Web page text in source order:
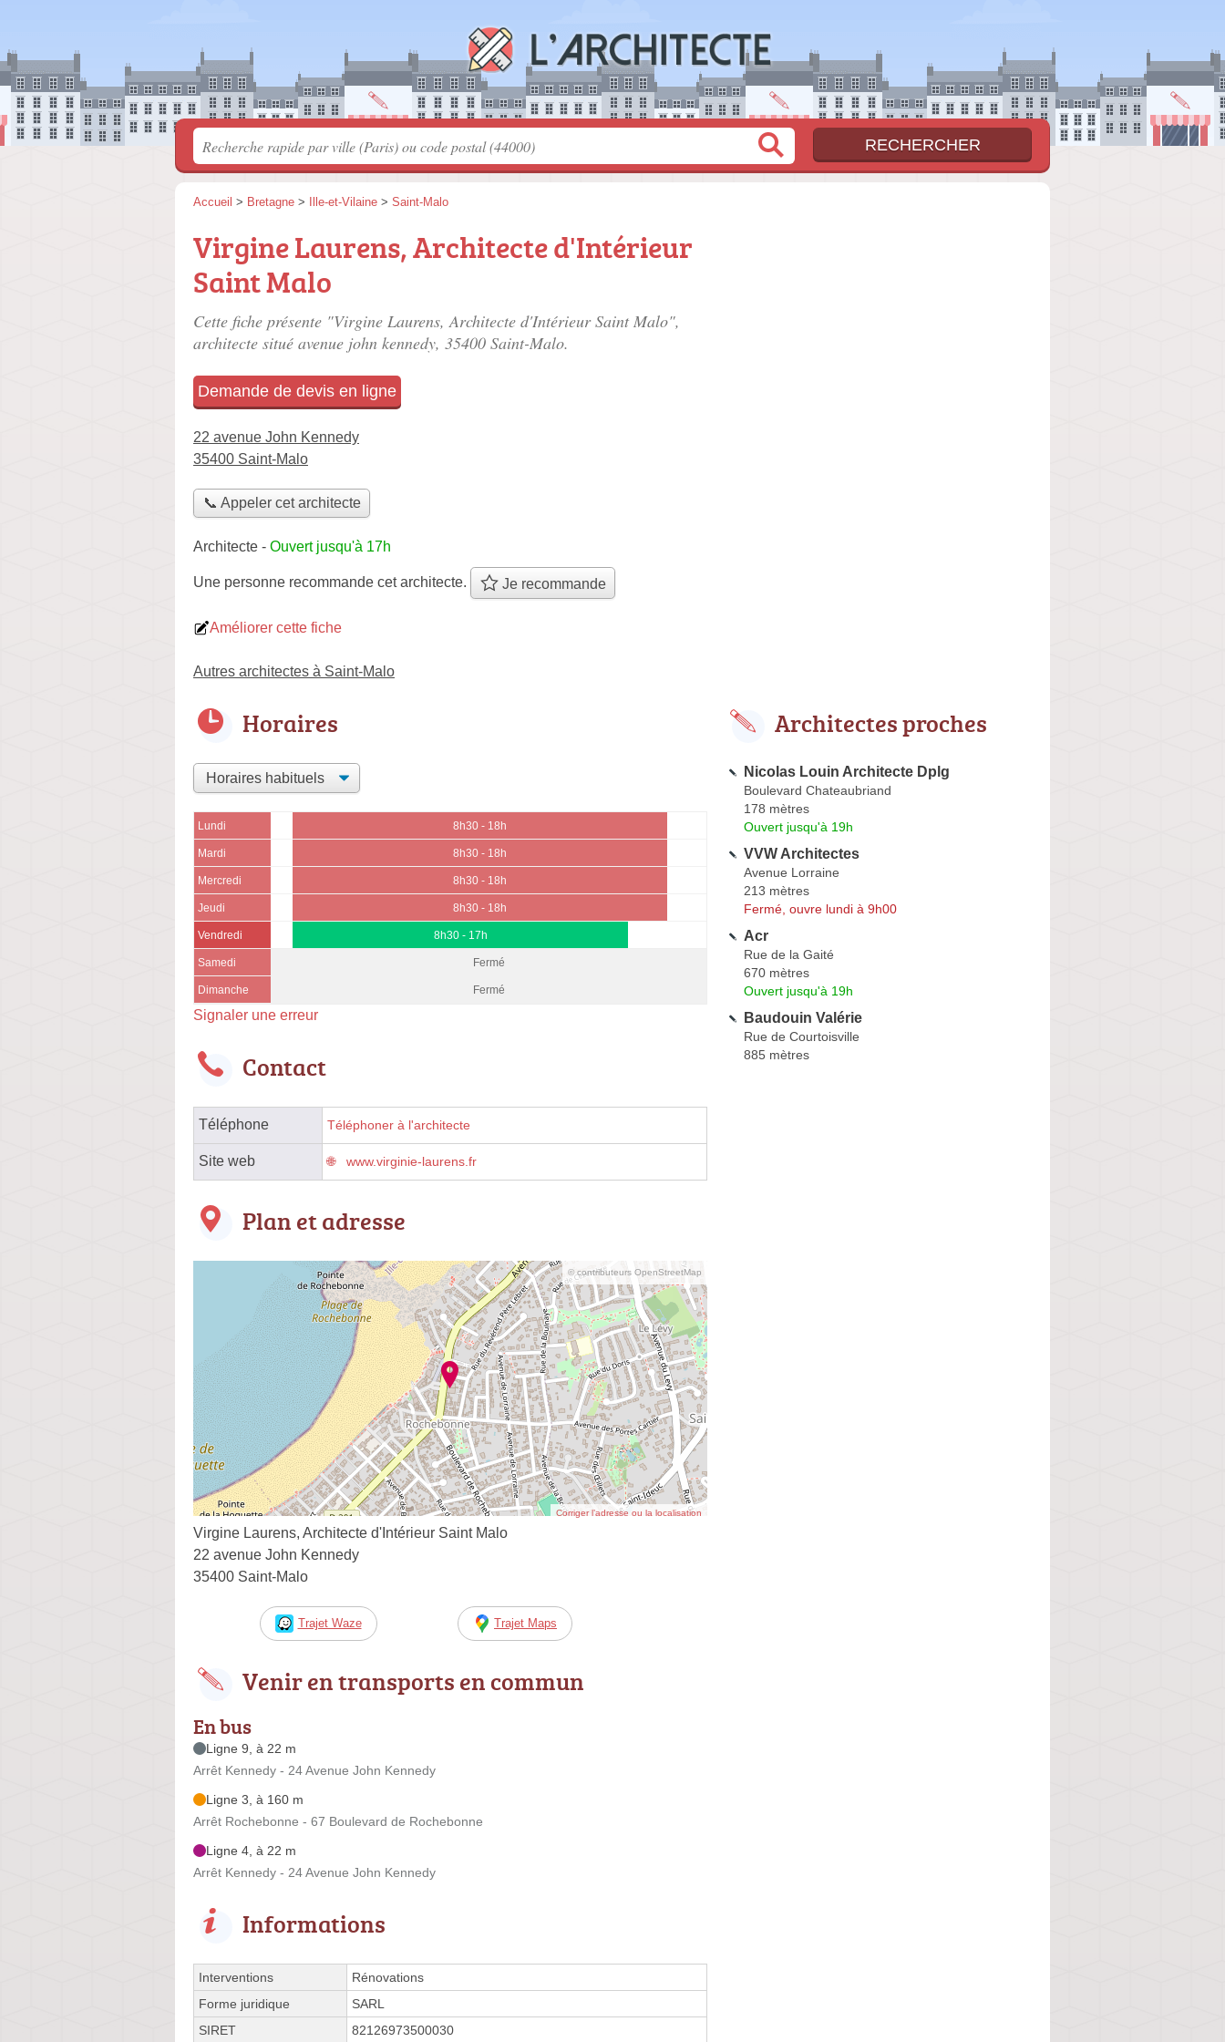
Accueil > Bretagne > Ille-et-Vilaine > Saint-Malo
Virgine Laurens, Architecte d'Intérieur
Saint Malo
Cette fiche présente "Virgine Laurens, Architecte d'Intérieur Saint Malo",
architecte situé avenue john kennedy, 35400 Saint-Malo.
Demande de devis en ligne
22 avenue John Kennedy
35400 Saint-Malo
📞 Appeler cet architecte
Architecte - Ouvert jusqu'à 17h
Une personne recommande cet architecte. Je recommande
Améliorer cette fiche
Autres architectes à Saint-Malo
Horaires
Lundi 8h30 - 18h
Mardi 8h30 - 18h
Mercredi 8h30 - 18h
Jeudi 8h30 - 18h
Vendredi 8h30 - 17h
Samedi Fermé
Dimanche Fermé
Signaler une erreur
Contact
Téléphone Téléphoner à l'architecte
Site web www.virginie-laurens.fr
Plan et adresse
© contributeurs OpenStreetMap
Corriger l’adresse ou la localisation
Virgine Laurens, Architecte d'Intérieur Saint Malo
22 avenue John Kennedy
35400 Saint-Malo
Trajet Waze Trajet Maps
Venir en transports en commun
En bus
Ligne 9, à 22 m
Arrêt Kennedy - 24 Avenue John Kennedy
Ligne 3, à 160 m
Arrêt Rochebonne - 67 Boulevard de Rochebonne
Ligne 4, à 22 m
Arrêt Kennedy - 24 Avenue John Kennedy
Informations
Interventions
Rénovations
Forme juridique
SARL
SIRET
82126973500030
Architectes proches
Nicolas Louin Architecte Dplg
Boulevard Chateaubriand
178 mètres
Ouvert jusqu'à 19h
VVW Architectes
Avenue Lorraine
213 mètres
Fermé, ouvre lundi à 9h00
Acr
Rue de la Gaité
670 mètres
Ouvert jusqu'à 19h
Baudouin Valérie
Rue de Courtoisville
885 mètres